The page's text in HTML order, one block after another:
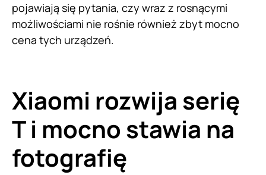
pojawiają się pytania, czy wraz z rosnącymi
możliwościami nie rośnie również zbyt mocno
cena tych urządzeń.
Xiaomi rozwija serię
T i mocno stawia na
fotografię